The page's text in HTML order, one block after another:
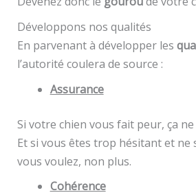
Développons nos qualités
En parvenant à développer les
l’autorité coulera de source :
Assurance
Si votre chien vous fait peur, ça
Et si vous êtes trop hésitant et ne
vous voulez, non plus.
Cohérence